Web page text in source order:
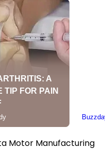
Motor Manufacturing